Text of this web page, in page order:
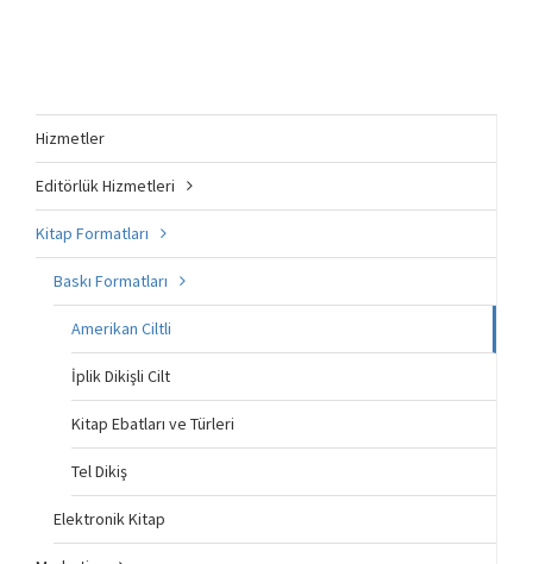
Hizmetler
Editörlük Hizmetleri
Kitap Formatları
Baskı Formatları
Amerikan Ciltli
İplik Dikişli Cilt
Kitap Ebatları ve Türleri
Tel Dikiş
Elektronik Kitap